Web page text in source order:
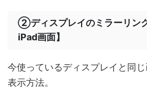
②ディスプレイのミラーリン
iPad画面】
今使っているディスプレイと同
表示方法。